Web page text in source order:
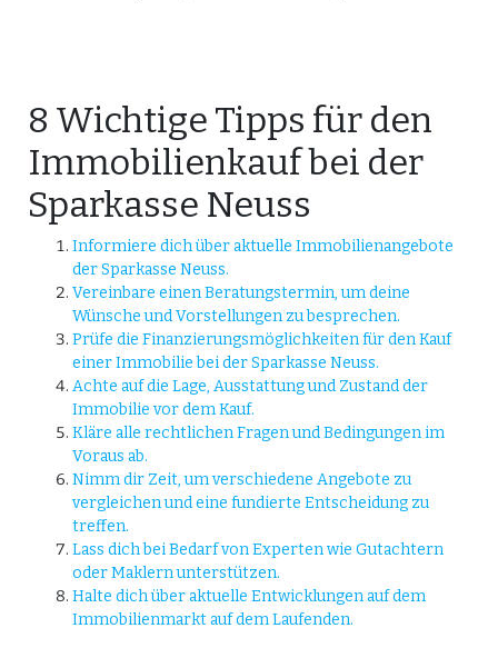
8 Wichtige Tipps für den
Immobilienkauf bei der
Sparkasse Neuss
Informiere dich über aktuelle Immobilienangebote
der Sparkasse Neuss.
Vereinbare einen Beratungstermin, um deine
Wünsche und Vorstellungen zu besprechen.
Prüfe die Finanzierungsmöglichkeiten für den Kauf
einer Immobilie bei der Sparkasse Neuss.
Achte auf die Lage, Ausstattung und Zustand der
Immobilie vor dem Kauf.
Kläre alle rechtlichen Fragen und Bedingungen im
Voraus ab.
Nimm dir Zeit, um verschiedene Angebote zu
vergleichen und eine fundierte Entscheidung zu
treffen.
Lass dich bei Bedarf von Experten wie Gutachtern
oder Maklern unterstützen.
Halte dich über aktuelle Entwicklungen auf dem
Immobilienmarkt auf dem Laufenden.